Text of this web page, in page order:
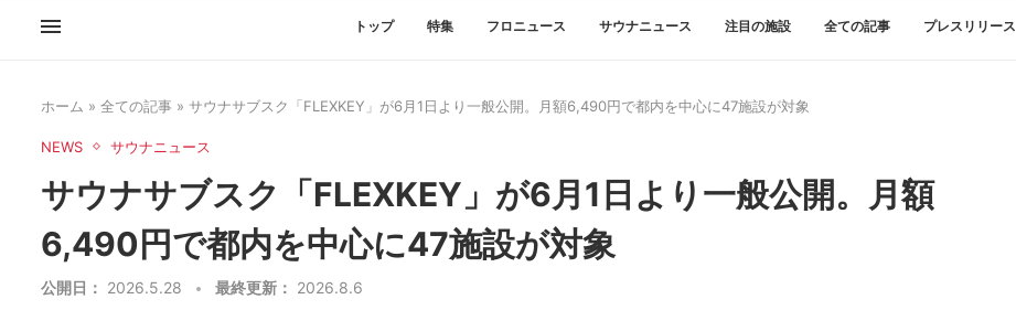
トップ 特集 フロニュース サウナニュース 注目の施設 全ての記事 プレスリリース
ホーム » 全ての記事 » サウナサブスク「FLEXKEY」が6月1日より一般公開。月額6,490円で都内を中心に47施設が対象
NEWS サウナニュース
サウナサブスク「FLEXKEY」が6月1日より一般公開。月額
6,490円で都内を中心に47施設が対象
公開日： 2026.5.28 最終更新： 2026.8.6